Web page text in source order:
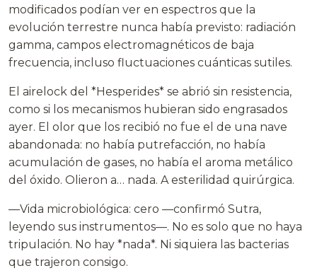
modificados podían ver en espectros que la
evolución terrestre nunca había previsto: radiación
gamma, campos electromagnéticos de baja
frecuencia, incluso fluctuaciones cuánticas sutiles.
El airelock del *Hesperides* se abrió sin resistencia,
como si los mecanismos hubieran sido engrasados
ayer. El olor que los recibió no fue el de una nave
abandonada: no había putrefacción, no había
acumulación de gases, no había el aroma metálico
del óxido. Olieron a… nada. A esterilidad quirúrgica.
—Vida microbiológica: cero —confirmó Sutra,
leyendo sus instrumentos—. No es solo que no haya
tripulación. No hay *nada*. Ni siquiera las bacterias
que trajeron consigo.